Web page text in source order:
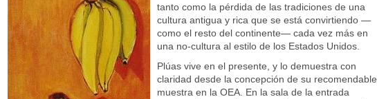
tanto como la pérdida de las tradiciones de una
cultura antigua y rica que se está convirtiendo —
como el resto del continente— cada vez más en
una no-cultura al estilo de los Estados Unidos.
Plúas vive en el presente, y lo demuestra con
claridad desde la concepción de su recomendable
muestra en la OEA. En la sala de la entrada